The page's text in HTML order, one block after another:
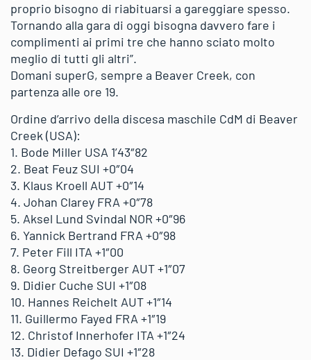
proprio bisogno di riabituarsi a gareggiare spesso.
Tornando alla gara di oggi bisogna davvero fare i
complimenti ai primi tre che hanno sciato molto
meglio di tutti gli altri”.
Domani superG, sempre a Beaver Creek, con
partenza alle ore 19.
Ordine d’arrivo della discesa maschile CdM di Beaver
Creek (USA):
1. Bode Miller USA 1’43″82
2. Beat Feuz SUI +0″04
3. Klaus Kroell AUT +0″14
4. Johan Clarey FRA +0″78
5. Aksel Lund Svindal NOR +0″96
6. Yannick Bertrand FRA +0″98
7. Peter Fill ITA +1″00
8. Georg Streitberger AUT +1″07
9. Didier Cuche SUI +1″08
10. Hannes Reichelt AUT +1″14
11. Guillermo Fayed FRA +1″19
12. Christof Innerhofer ITA +1″24
13. Didier Defago SUI +1″28